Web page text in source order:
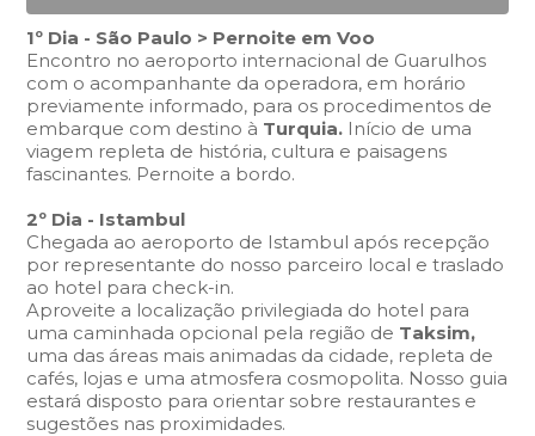
1º Dia - São Paulo > Pernoite em Voo
Encontro no aeroporto internacional de Guarulhos
com o acompanhante da operadora, em horário
previamente informado, para os procedimentos de
embarque com destino à Turquia. Início de uma
viagem repleta de história, cultura e paisagens
fascinantes. Pernoite a bordo.
2º Dia - Istambul
Chegada ao aeroporto de Istambul após recepção
por representante do nosso parceiro local e traslado
ao hotel para check-in.
Aproveite a localização privilegiada do hotel para
uma caminhada opcional pela região de Taksim,
uma das áreas mais animadas da cidade, repleta de
cafés, lojas e uma atmosfera cosmopolita. Nosso guia
estará disposto para orientar sobre restaurantes e
sugestões nas proximidades.